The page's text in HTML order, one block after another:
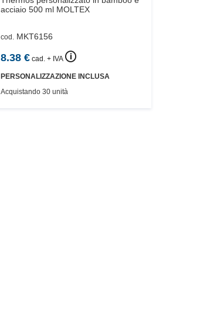
acciaio 500 ml MOLTEX
cod. MKT6156
8.38€ cad. + IVA 🛈
PERSONALIZZAZIONE INCLUSA
Acquistando 30 unità